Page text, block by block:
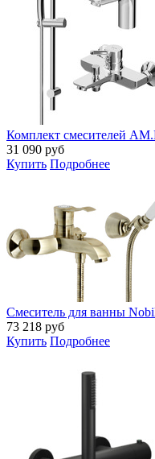
Комплект смесителей
31 090 руб
Купить Подробнее
Смеситель для ванны
73 218 руб
Купить Подробнее